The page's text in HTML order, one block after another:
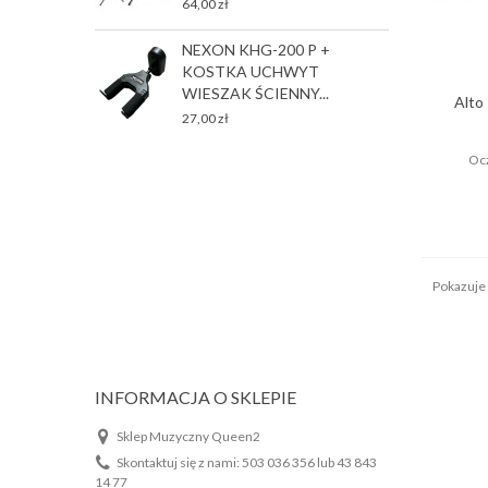
64,00 zł
NEXON KHG-200 P +
KOSTKA UCHWYT
WIESZAK ŚCIENNY...
27,00 zł
Alto
Pokazuje
INFORMACJA O SKLEPIE
Sklep Muzyczny Queen2
Skontaktuj się z nami: 503 036 356 lub 43 843
14 77